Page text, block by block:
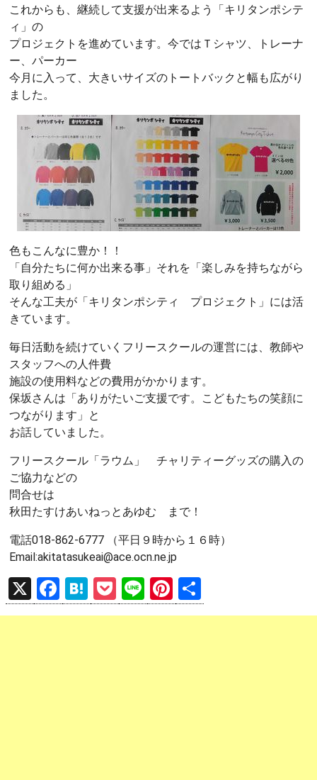
これからも、継続して支援が出来るよう「キリタンポシテ
ィ」の
プロジェクトを進めています。今ではＴシャツ、トレーナ
ー、パーカー
今月に入って、大きいサイズのトートバックと幅も広がり
ました。
色もこんなに豊か！！
「自分たちに何か出来る事」それを「楽しみを持ちながら
取り組める」
そんな工夫が「キリタンポシティ プロジェクト」には活
きています。
毎日活動を続けていくフリースクールの運営には、教師や
スタッフへの人件費
施設の使用料などの費用がかかります。
保坂さんは「ありがたいご支援です。こどもたちの笑顔に
つながります」と
お話していました。
フリースクール「ラウム」 チャリティーグッズの購入の
ご協力などの
問合せは
秋田たすけあいねっとあゆむ まで！
電話018-862-6777 （平日９時から１６時）
Email:akitatasukeai@ace.ocn.ne.jp
X
F
a
H
at
P
o
Li
n
Pi
nt 有